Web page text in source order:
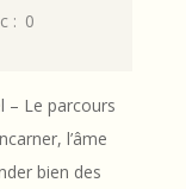
: 0
– Le parcours
l’âme
bien des